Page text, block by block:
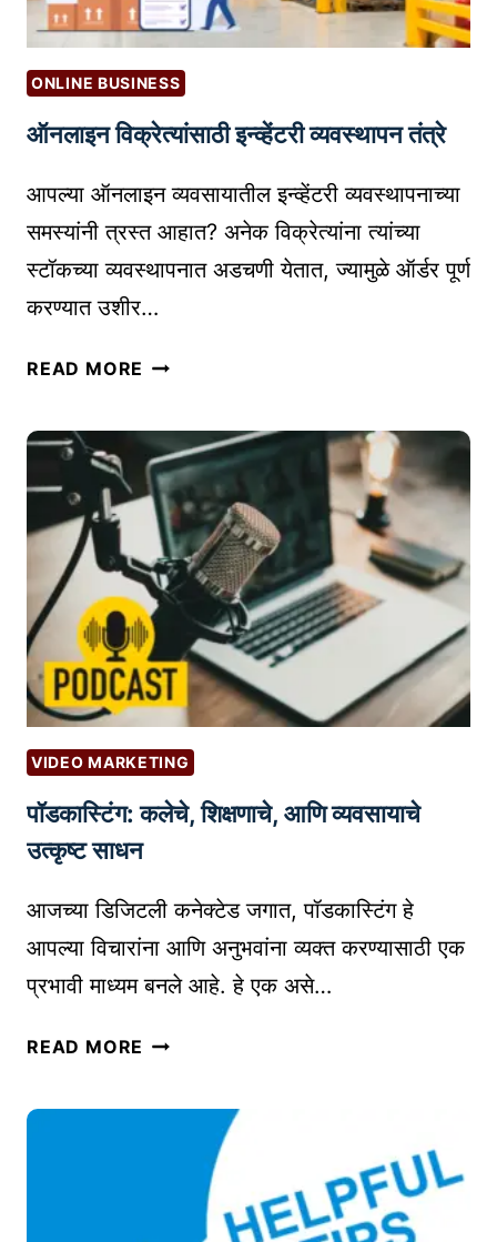
ओ
बु
क्स
चे
2
प्लॅ
ट
र्म्स
जे
म्हा
न
क्की
च
आ
ड
ती
ल
|
B
E
S
A
U
I
O
ONLINE BUSINESS
ऑनलाइन विक्रेत्यांसाठी इन्व्हेंटरी व्यवस्थापन तंत्रे
आपल्या ऑनलाइन व्यवसायातील इन्व्हेंटरी व्यवस्थापनाच्या
समस्यांनी त्रस्त आहात? अनेक विक्रेत्यांना त्यांच्या
स्टॉकच्या व्यवस्थापनात अडचणी येतात, ज्यामुळे ऑर्डर पूर्ण
करण्यात उशीर…
READ MORE ऑ
इ
न
वि
क्रे
त्यां
सा
ठी
इ
न्व्हें
ट
री
व्य
व
स्था
न
त्रे
VIDEO MARKETING
पॉडकास्टिंग: कलेचे, शिक्षणाचे, आणि व्यवसायाचे
उत्कृष्ट साधन
आजच्या डिजिटली कनेक्टेड जगात, पॉडकास्टिंग हे
आपल्या विचारांना आणि अनुभवांना व्यक्त करण्यासाठी एक
प्रभावी माध्यम बनले आहे. हे एक असे…
READ MORE पॉ